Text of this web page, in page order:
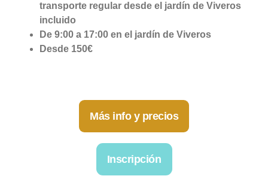
transporte regular desde el jardín de Viveros
incluido
De 9:00 a 17:00 en el jardín de Viveros
Desde 150€
Más info y precios
Inscripción